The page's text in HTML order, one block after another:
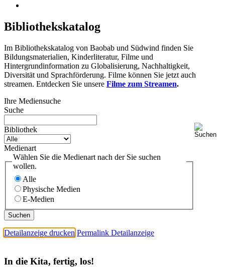
Bibliothekskatalog
Im Bibliothekskatalog von Baobab und Südwind finden Sie
Bildungsmaterialien, Kinderliteratur, Filme und
Hintergrundinformation zu Globalisierung, Nachhaltigkeit,
Diversität und Sprachförderung. Filme können Sie jetzt auch
streamen. Entdecken Sie unsere Filme zum Streamen.
Ihre Mediensuche
Suche
Bibliothek
Medienart
Wählen Sie die Medienart nach der Sie suchen
wollen.
Alle
Physische Medien
E-Medien
Detailanzeige drucken Permalink Detailanzeige
In die Kita, fertig, los!